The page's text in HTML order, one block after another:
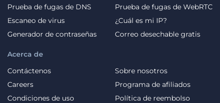
Acerca de
Contáctenos
Sobre nosotros
Careers
Programa de afiliados
Condiciones de uso
Política de reembolso
Prueba de fugas de DNS
Prueba de fugas de WebRTC
Escaneo de virus
¿Cuál es mi IP?
Generador de contraseñas
Correo desechable gratis